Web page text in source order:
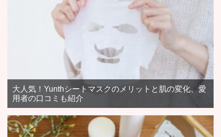
大人気！Yunthシートマスクのメリットと肌の変化、愛
用者の口コミも紹介